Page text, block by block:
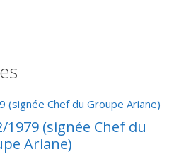
1979 (signée Chef du
Ariane)